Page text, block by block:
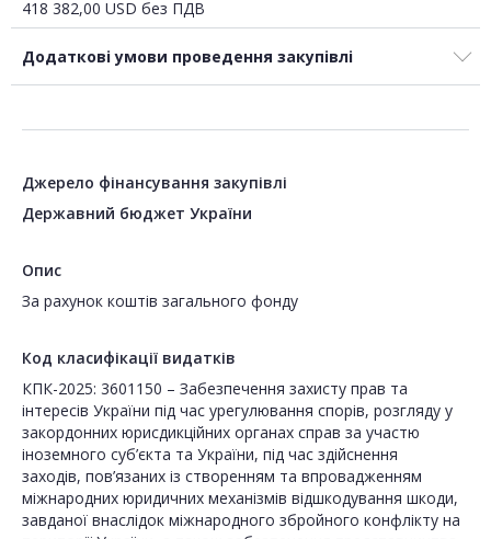
418 382,00 USD без ПДВ
Додаткові умови проведення закупівлі
Джерело фінансування закупівлі
Державний бюджет України
Опис
За рахунок коштів загального фонду
Код класифікації видатків
КПК-2025: 3601150 – Забезпечення захисту прав та
інтересів України під час урегулювання спорів, розгляду у
закордонних юрисдикційних органах справ за участю
іноземного суб’єкта та України, під час здійснення
заходів, пов’язаних із створенням та впровадженням
міжнародних юридичних механізмів відшкодування шкоди,
завданої внаслідок міжнародного збройного конфлікту на